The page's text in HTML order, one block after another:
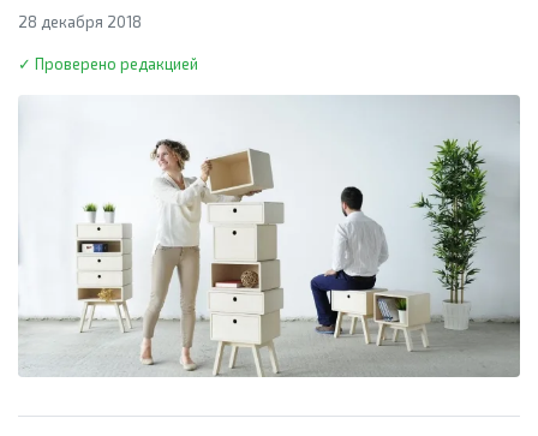
28 декабря 2018
✓ Проверено редакцией